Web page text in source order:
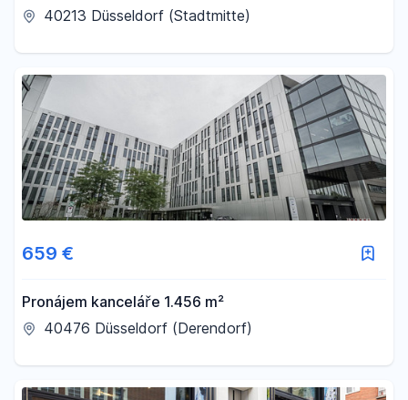
40213 Düsseldorf (Stadtmitte)
659 €
Pronájem kanceláře 1.456 m²
40476 Düsseldorf (Derendorf)